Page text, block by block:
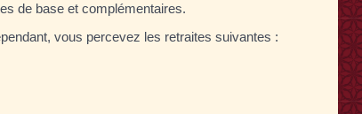
de base et complémentaires.
vous percevez les retraites suivantes :